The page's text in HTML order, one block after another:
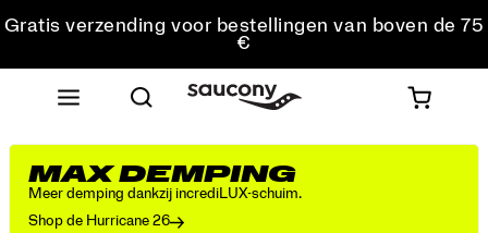
Gratis verzending voor bestellingen van boven de 75
€
Gratis retourzending voor alle bestellingen
Krijg 10% korting op je eerste bestelling
MAX DEMPING
Meer demping dankzij incrediLUX-schuim.
Shop de Hurricane 26